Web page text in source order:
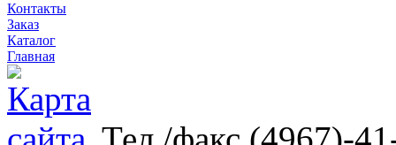
Контакты
Заказ
Каталог
Главная